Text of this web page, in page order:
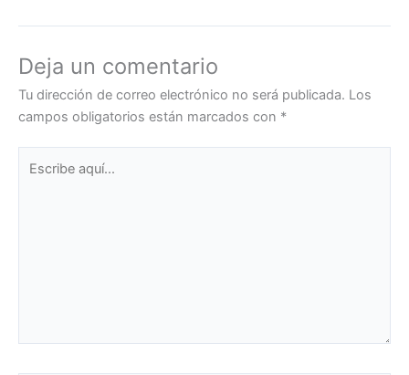
Deja un comentario
Tu dirección de correo electrónico no será publicada. Los
campos obligatorios están marcados con *